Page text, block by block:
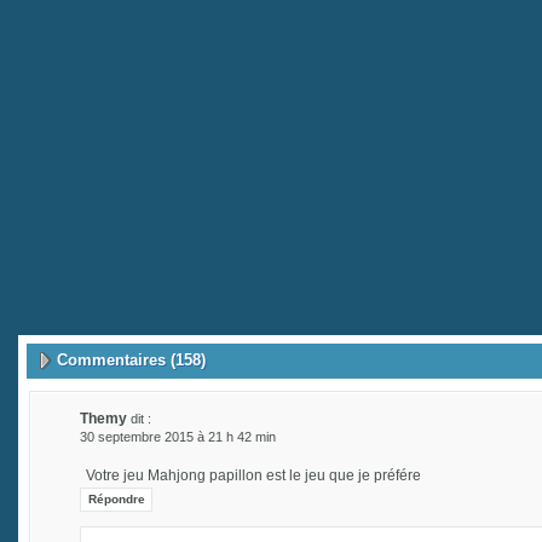
Commentaires (158)
Themy dit :
30 septembre 2015 à 21 h 42 min
Votre jeu Mahjong papillon est le jeu que je préfére
Répondre